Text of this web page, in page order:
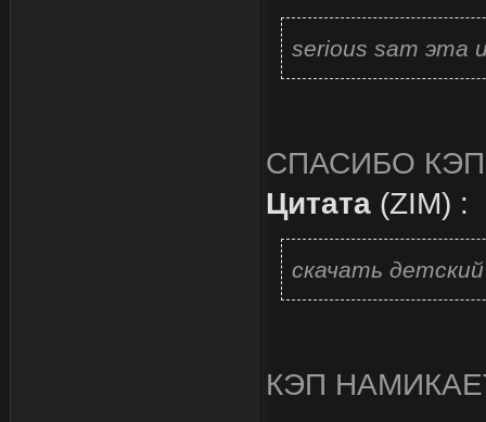
serious sam эта
СПАСИБО
Цитата (ZIM) :
скачать
КЭП